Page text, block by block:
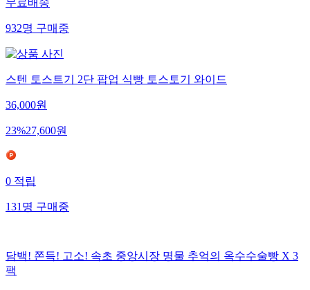
무료배송
932명구매중
스텐 토스트기 2단 팝업 식빵 토스토기 와이드
36,000원
23%27,600원
0적립
131명구매중
담백! 쫀득! 고소! 속초 중앙시장 명물 추억의 옥수수술빵 X 3
팩